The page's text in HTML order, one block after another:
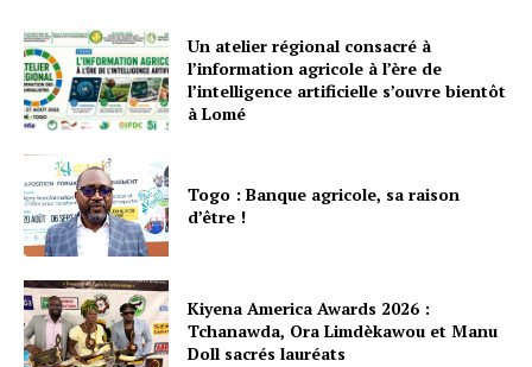
Un atelier régional consacré à
l’information agricole à l’ère de
l’intelligence artificielle s’ouvre bientôt
à Lomé
Togo : Banque agricole, sa raison
d’être !
Kiyena America Awards 2026 :
Tchanawda, Ora Limdèkawou et Manu
Doll sacrés lauréats